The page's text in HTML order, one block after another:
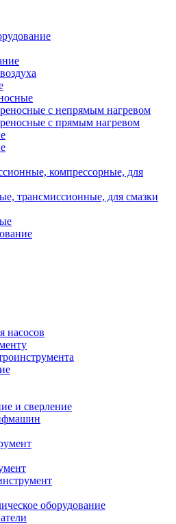
с непрямым нагревом
с прямым нагревом
компрессорные, для
трансмиссионные, для смазки
насосов
и сверление
оборудование